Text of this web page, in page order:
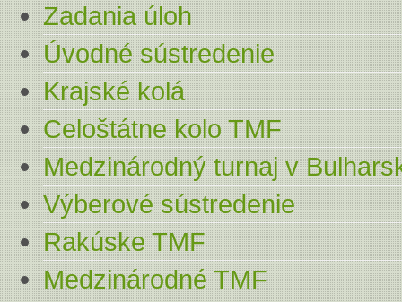
Zadania úloh
Úvodné sústredenie
Krajské kolá
Celoštátne kolo TMF
Medzinárodný turnaj v
Výberové sústredenie
Rakúske TMF
Medzinárodné TMF